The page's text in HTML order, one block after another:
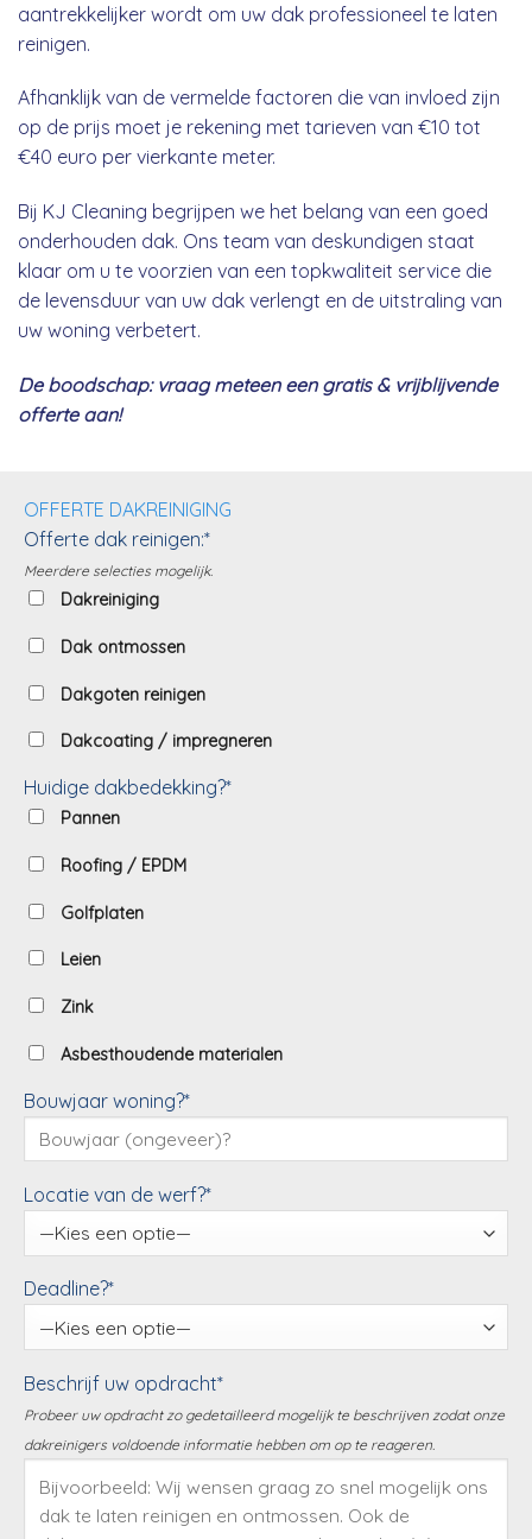
aantrekkelijker wordt om uw dak professioneel te laten
reinigen.
Afhanklijk van de vermelde factoren die van invloed zijn
op de prijs moet je rekening met tarieven van €10 tot
€40 euro per vierkante meter.
Bij KJ Cleaning begrijpen we het belang van een goed
onderhouden dak. Ons team van deskundigen staat
klaar om u te voorzien van een topkwaliteit service die
de levensduur van uw dak verlengt en de uitstraling van
uw woning verbetert.
De boodschap: vraag meteen een gratis & vrijblijvende
offerte aan!
OFFERTE DAKREINIGING
Offerte dak reinigen:*
Meerdere selecties mogelijk.
Dakreiniging
Dak ontmossen
Dakgoten reinigen
Dakcoating / impregneren
Huidige dakbedekking?*
Pannen
Roofing / EPDM
Golfplaten
Leien
Zink
Asbesthoudende materialen
Bouwjaar woning?*
Locatie van de werf?*
Deadline?*
Beschrijf uw opdracht*
Probeer uw opdracht zo gedetailleerd mogelijk te beschrijven zodat onze
dakreinigers voldoende informatie hebben om op te reageren.